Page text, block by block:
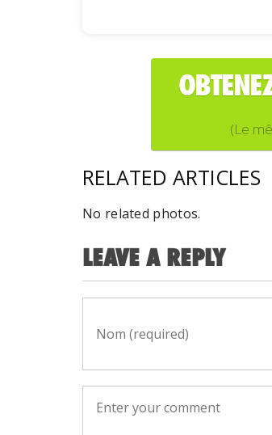
(Le
RELATED ARTICLES
No related photos.
LEAVE A REPLY